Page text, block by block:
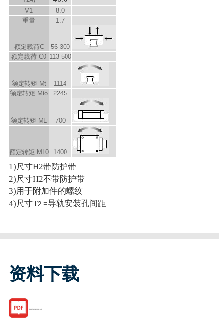
V1
8.0
重量
1.7
额定载荷C
56 300
额定载荷 C0 113 500
额定转矩 Mt
1114
额定转矩 Mto 2245
额定转矩 M L 700
额定转矩 M L0 1400
1)尺寸H2带防护带
2)尺寸H2不带防护带
3)用于附加件的螺纹
4)尺寸T2 =导轨安装孔间距
资料下载
R185132368.pdf